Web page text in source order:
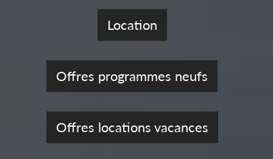
Location
Offres programmes neufs
Offres locations vacances